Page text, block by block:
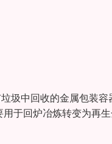
圾中回收的金属包装容
于回炉冶炼转变为再